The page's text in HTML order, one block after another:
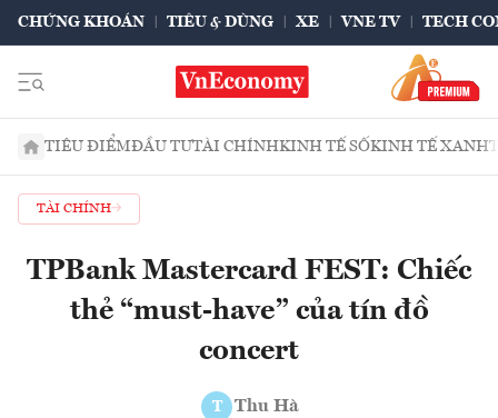
CHỨNG KHOÁN TIÊU & DÙNG XE VNE TV TECH
TIÊU ĐIỂMĐẦU TƯTÀI CHÍNHKINH TẾ SỐKINH TẾ XANH
TÀI CHÍNH
TPBank Mastercard FEST: Chiếc
thẻ “must-have” của tín đồ
concert
T Thu Hà